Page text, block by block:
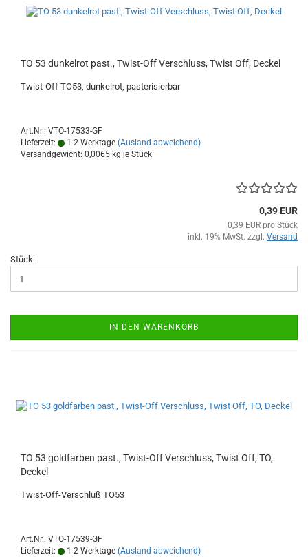
TO 53 dunkelrot past., Twist-Off Verschluss, Twist Off, Deckel
Twist-Off TO53, dunkelrot, pasterisierbar
Art.Nr.: VTO-17533-GF
Lieferzeit:
1-2 Werktage (Ausland abweichend)
Versandgewicht: 0,0065 kg je Stück
0,39 EUR
0,39 EUR pro Stück
inkl. 19% MwSt. zzgl. Versand
Stück:
IN DEN WARENKORB
TO 53 goldfarben past., Twist-Off Verschluss, Twist Off, TO,
Deckel
Twist-Off-Verschluß TO53
Art.Nr.: VTO-17539-GF
Lieferzeit:
1-2 Werktage (Ausland abweichend)